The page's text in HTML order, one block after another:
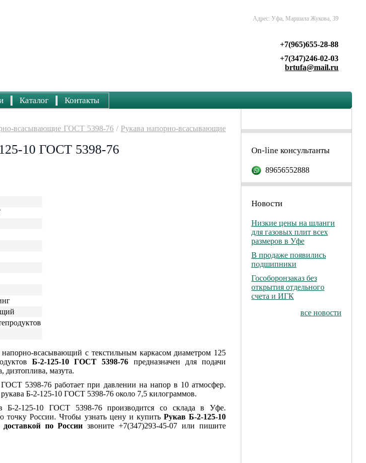
Адрес: Уфа, Маршала Жукова, 39
+7(965)655-28-88
+7(347)246-02-03
brtufa@mail.ru
Каталог Контакты
всасывающие ГОСТ 5398-76 / Рукава напорно-всасывающие
10 ГОСТ 5398-76
всасывающий с текстильным каркасом диаметром 125
Б-2-125-10 ГОСТ 5398-76 предназначен для подачи
дизтоплива, мазута.
5398-76 работает при давлении на напор в 10 атмосфер.
Б-2-125-10 ГОСТ 5398-76 около 7,5 килограммов.
Б-2-125-10 ГОСТ 5398-76 производится со склада в Уфе.
точку России. Чтобы узнать цену и купить Рукав Б-2-125-10
доставкой по России звоните +7(347)293-45-07 или пишите
On-line консультанты
89656552888
Новости
Низкие цены на шланги
для газовых плит всех
размеров в Уфе
В продаже появились
подшипники
Гособоронзаказ без
открытия отдельного
счета и ИГК
все новости